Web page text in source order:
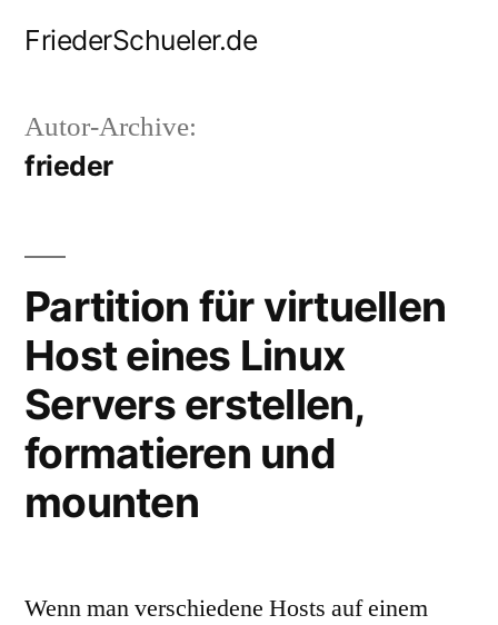
FriederSchueler.de
Autor-Archive:
frieder
Partition für virtuellen
Host eines Linux
Servers erstellen,
formatieren und
mounten
Wenn man verschiedene Hosts auf einem